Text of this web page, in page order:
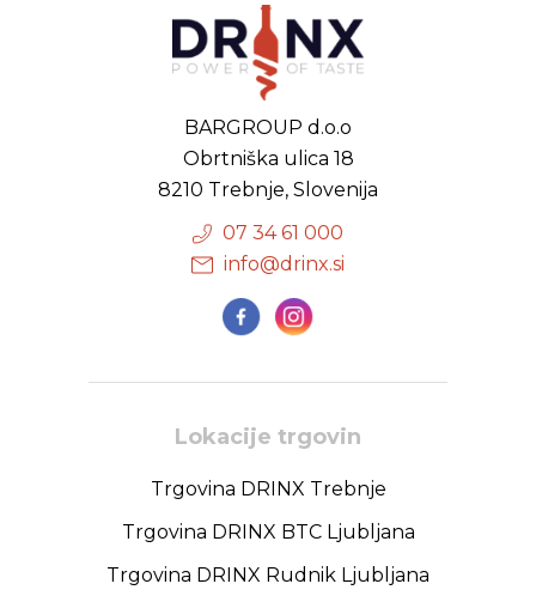
BARGROUP d.o.o
Obrtniška ulica 18
8210 Trebnje, Slovenija
07 34 61 000
info@drinx.si
Lokacije trgovin
Trgovina DRINX Trebnje
Trgovina DRINX BTC Ljubljana
Trgovina DRINX Rudnik Ljubljana